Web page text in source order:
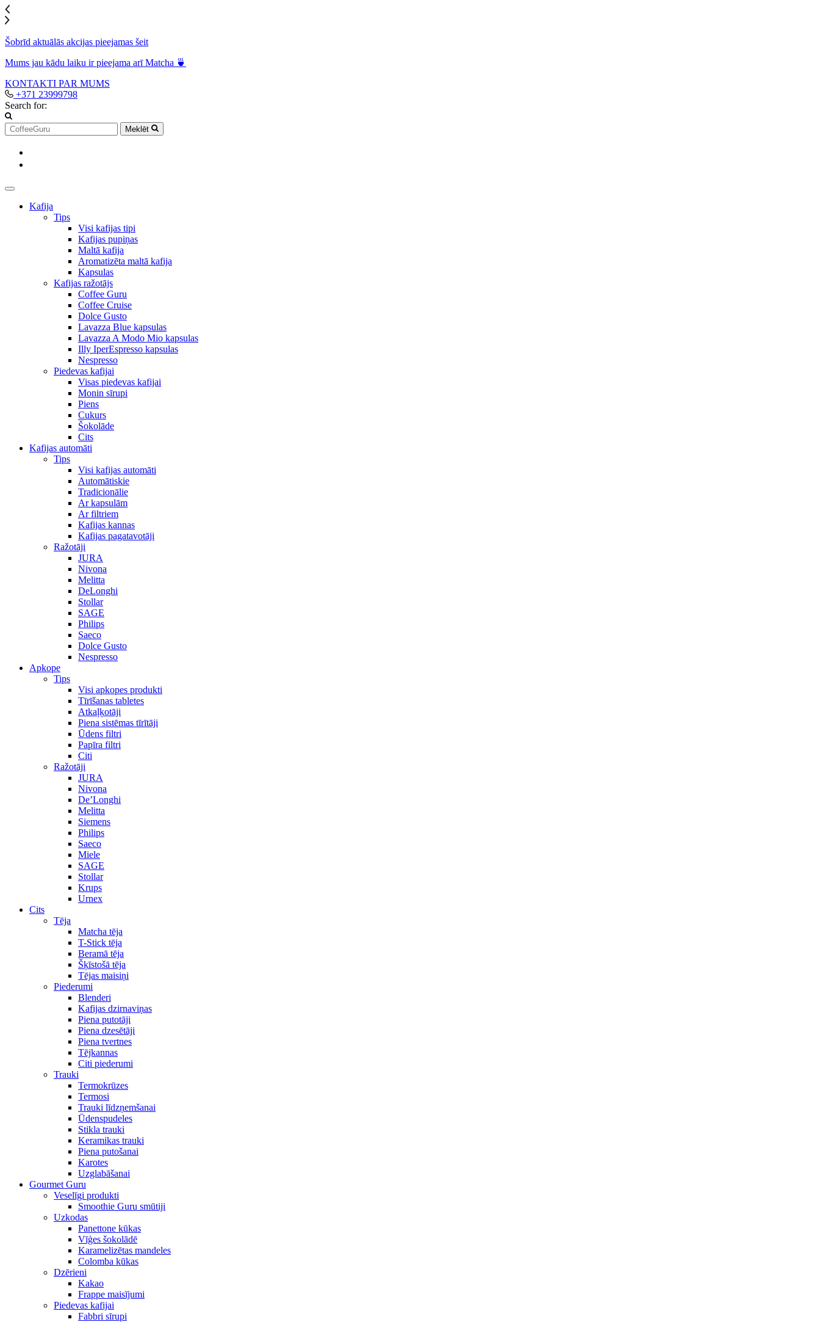
Šobrīd aktuālās akcijas pieejamas šeit
Mums jau kādu laiku ir pieejama arī Matcha 🍵
KONTAKTI PAR MUMS
+371 23999798
Search for:
Meklēt
Kafija
Tips
Visi kafijas tipi
Kafijas pupiņas
Maltā kafija
Aromatizēta maltā kafija
Kapsulas
Kafijas ražotājs
Coffee Guru
Coffee Cruise
Dolce Gusto
Lavazza Blue kapsulas
Lavazza A Modo Mio kapsulas
Illy IperEspresso kapsulas
Nespresso
Piedevas kafijai
Visas piedevas kafijai
Monin sīrupi
Piens
Cukurs
Šokolāde
Cits
Kafijas automāti
Tips
Visi kafijas automāti
Automātiskie
Tradicionālie
Ar kapsulām
Ar filtriem
Kafijas kannas
Kafijas pagatavotāji
Ražotāji
JURA
Nivona
Melitta
DeLonghi
Stollar
SAGE
Philips
Saeco
Dolce Gusto
Nespresso
Apkope
Tips
Visi apkopes produkti
Tīrīšanas tabletes
Atkaļķotāji
Piena sistēmas tīrītāji
Ūdens filtri
Papīra filtri
Citi
Ražotāji
JURA
Nivona
De’Longhi
Melitta
Siemens
Philips
Saeco
Miele
SAGE
Stollar
Krups
Urnex
Cits
Tēja
Matcha tēja
T-Stick tēja
Beramā tēja
Šķīstošā tēja
Tējas maisiņi
Piederumi
Blenderi
Kafijas dzirnaviņas
Piena putotāji
Piena dzesētāji
Piena tvertnes
Tējkannas
Citi piederumi
Trauki
Termokrūzes
Termosi
Trauki līdzņemšanai
Ūdenspudeles
Stikla trauki
Keramikas trauki
Piena putošanai
Karotes
Uzglabāšanai
Gourmet Guru
Veselīgi produkti
Smoothie Guru smūtiji
Uzkodas
Panettone kūkas
Vīģes šokolādē
Karamelizētas mandeles
Colomba kūkas
Dzērieni
Kakao
Frappe maisījumi
Piedevas kafijai
Fabbri sīrupi